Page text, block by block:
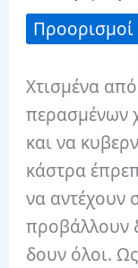
Προορισμοί
Χτισμένα
περασμένων
και να
κάστρα
να αντέχουν
προβάλλουν
δουν όλοι.